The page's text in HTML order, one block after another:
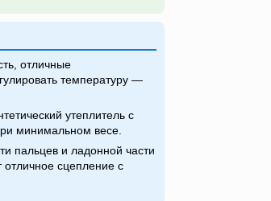
отличные
температуру —
утеплитель с
минимальном весе.
пальцев и ладонной части
сцепление с